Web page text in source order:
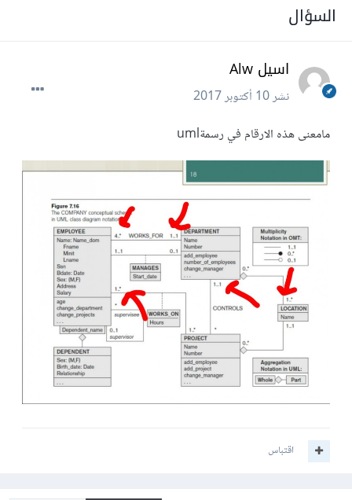
السؤال
اسيل Alw
نشر10 أكتوبر 2017
مامعنى هذه الارقام في رسمةuml
اقتباس